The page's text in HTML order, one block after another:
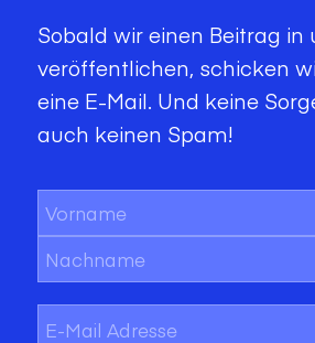
Sobald wir einen Beitrag in
veröffentlichen, schicken
eine E-Mail. Und keine
auch keinen Spam!
Name
Vorname
E-